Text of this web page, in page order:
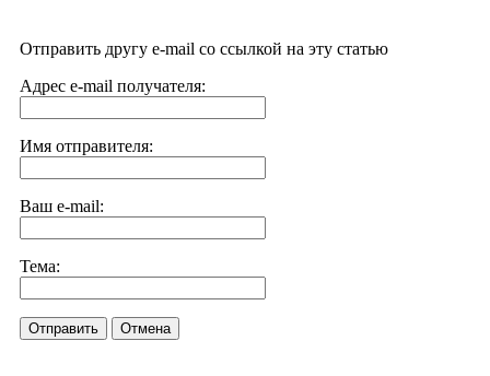
Отправить другу e-mail со ссылкой на эту статью
Адрес e-mail получателя:
Имя отправителя:
Ваш e-mail:
Тема:
Отправить Отмена